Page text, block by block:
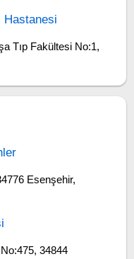
Hastanesi
Tıp Fakültesi No:1,
Esenşehir,
34844